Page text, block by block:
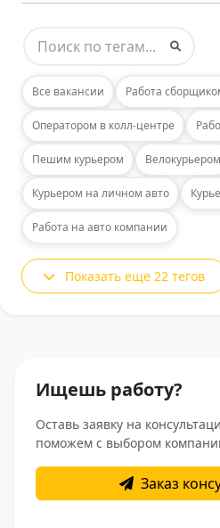
Все вакансии Работа
Оператором в колл-центре
Пешим курьером Велокурьером
Курьером на личном авто
Работа на авто компании
Показать еще 22 тегов
Ищешь работу?
Оставь заявку на
поможем с выбором
Заказ